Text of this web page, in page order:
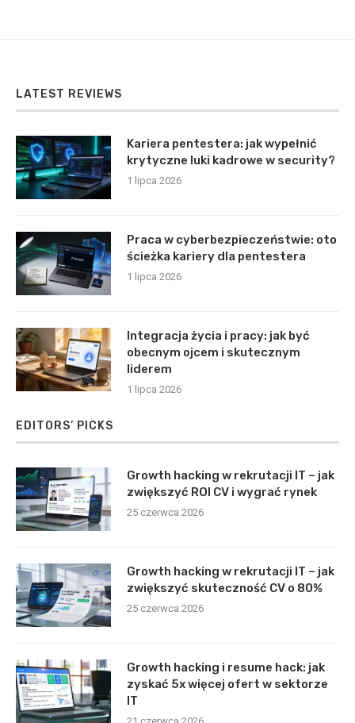
LATEST REVIEWS
Kariera pentestera: jak wypełnić
krytyczne luki kadrowe w security?
1 lipca 2026
Praca w cyberbezpieczeństwie: oto
ścieżka kariery dla pentestera
1 lipca 2026
Integracja życia i pracy: jak być
obecnym ojcem i skutecznym
liderem
1 lipca 2026
EDITORS’ PICKS
Growth hacking w rekrutacji IT – jak
zwiększyć ROI CV i wygrać rynek
25 czerwca 2026
Growth hacking w rekrutacji IT – jak
zwiększyć skuteczność CV o 80%
25 czerwca 2026
Growth hacking i resume hack: jak
zyskać 5x więcej ofert w sektorze
IT